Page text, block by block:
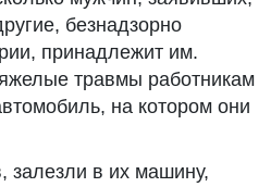
безнадзорно
принадлежит им.
травмы работникам
на котором они
залезли в их машину,